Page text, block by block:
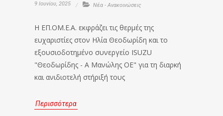
9 Ιουνίου, 2025 Νέα - Ανακοινώσεις
Η ΕΠ.ΟΜ.Ε.Α. εκφράζει τις θερμές της
ευχαριστίες στον Ηλία Θεοδωρίδη και το
εξουσιοδοτημένο συνεργείο ISUZU
"Θεοδωρίδης - Α Μανώλης ΟΕ" για τη διαρκή
και ανιδιοτελή στήριξή τους
Περισσότερα